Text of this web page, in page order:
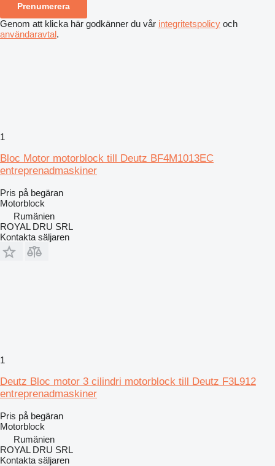
Prenumerera
Genom att klicka här godkänner du vår integritetspolicy och
användaravtal.
1
Bloc Motor motorblock till Deutz BF4M1013EC
entreprenadmaskiner
Pris på begäran
Motorblock
Rumänien
ROYAL DRU SRL
Kontakta säljaren
1
Deutz Bloc motor 3 cilindri motorblock till Deutz F3L912
entreprenadmaskiner
Pris på begäran
Motorblock
Rumänien
ROYAL DRU SRL
Kontakta säljaren